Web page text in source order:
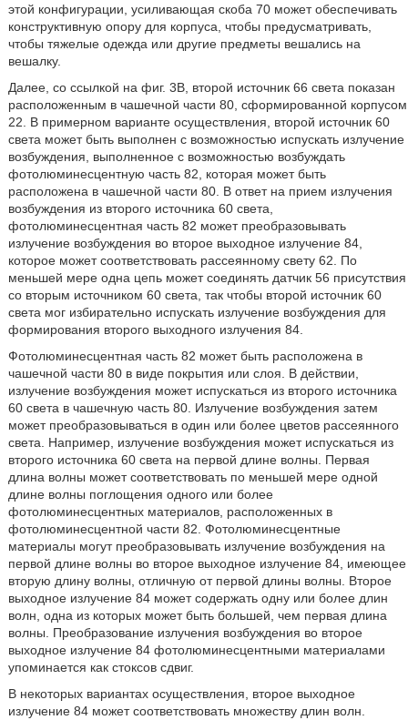
этой конфигурации, усиливающая скоба 70 может обеспечивать
конструктивную опору для корпуса, чтобы предусматривать,
чтобы тяжелые одежда или другие предметы вешались на
вешалку.
Далее, со ссылкой на фиг. 3B, второй источник 66 света показан
расположенным в чашечной части 80, сформированной корпусом
22. В примерном варианте осуществления, второй источник 60
света может быть выполнен с возможностью испускать излучение
возбуждения, выполненное с возможностью возбуждать
фотолюминесцентную часть 82, которая может быть
расположена в чашечной части 80. В ответ на прием излучения
возбуждения из второго источника 60 света,
фотолюминесцентная часть 82 может преобразовывать
излучение возбуждения во второе выходное излучение 84,
которое может соответствовать рассеянному свету 62. По
меньшей мере одна цепь может соединять датчик 56 присутствия
со вторым источником 60 света, так чтобы второй источник 60
света мог избирательно испускать излучение возбуждения для
формирования второго выходного излучения 84.
Фотолюминесцентная часть 82 может быть расположена в
чашечной части 80 в виде покрытия или слоя. В действии,
излучение возбуждения может испускаться из второго источника
60 света в чашечную часть 80. Излучение возбуждения затем
может преобразовываться в один или более цветов рассеянного
света. Например, излучение возбуждения может испускаться из
второго источника 60 света на первой длине волны. Первая
длина волны может соответствовать по меньшей мере одной
длине волны поглощения одного или более
фотолюминесцентных материалов, расположенных в
фотолюминесцентной части 82. Фотолюминесцентные
материалы могут преобразовывать излучение возбуждения на
первой длине волны во второе выходное излучение 84, имеющее
вторую длину волны, отличную от первой длины волны. Второе
выходное излучение 84 может содержать одну или более длин
волн, одна из которых может быть большей, чем первая длина
волны. Преобразование излучения возбуждения во второе
выходное излучение 84 фотолюминесцентными материалами
упоминается как стоксов сдвиг.
В некоторых вариантах осуществления, второе выходное
излучение 84 может соответствовать множеству длин волн.